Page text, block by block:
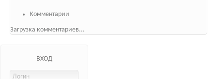
Комментарии
Загрузка комментариев...
ВХОД